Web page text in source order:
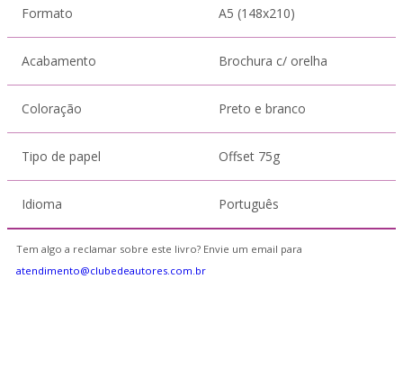
Formato A5 (148x210)
Acabamento Brochura c/ orelha
Coloração Preto e branco
Tipo de papel Offset 75g
Idioma Português
Tem algo a reclamar sobre este livro? Envie um email para
atendimento@clubedeautores.com.br